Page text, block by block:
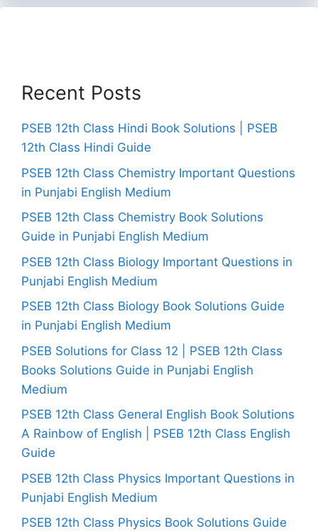
Recent Posts
PSEB 12th Class Hindi Book Solutions | PSEB
12th Class Hindi Guide
PSEB 12th Class Chemistry Important Questions
in Punjabi English Medium
PSEB 12th Class Chemistry Book Solutions
Guide in Punjabi English Medium
PSEB 12th Class Biology Important Questions in
Punjabi English Medium
PSEB 12th Class Biology Book Solutions Guide
in Punjabi English Medium
PSEB Solutions for Class 12 | PSEB 12th Class
Books Solutions Guide in Punjabi English
Medium
PSEB 12th Class General English Book Solutions
A Rainbow of English | PSEB 12th Class English
Guide
PSEB 12th Class Physics Important Questions in
Punjabi English Medium
PSEB 12th Class Physics Book Solutions Guide